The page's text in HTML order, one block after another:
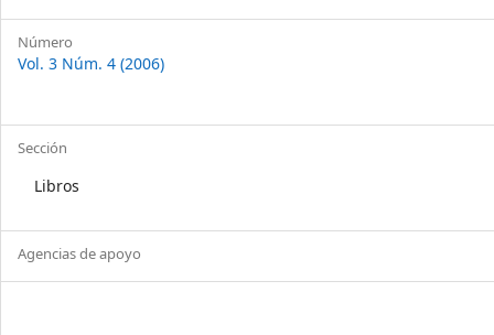
Número
Vol. 3 Núm. 4 (2006)
Sección
Libros
Agencias de apoyo